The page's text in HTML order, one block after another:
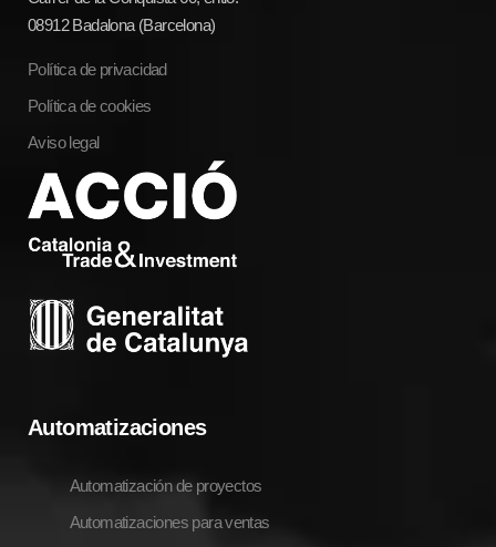
08912 Badalona (Barcelona)
Política de privacidad
Política de cookies
Aviso legal
Automatizaciones
Automatización de proyectos
Automatizaciones para ventas